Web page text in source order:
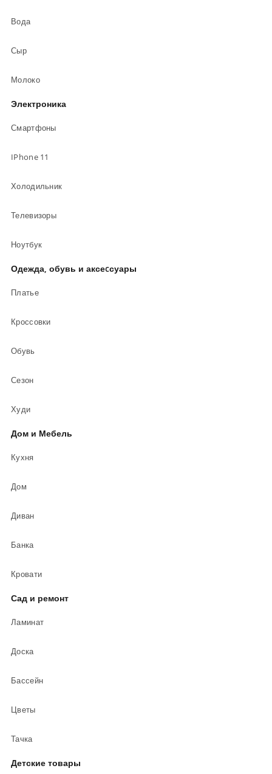
Вода
Сыр
Молоко
Электроника
Смартфоны
IPhone 11
Холодильник
Телевизоры
Ноутбук
Одежда, обувь и аксеcсуары
Платье
Кроссовки
Обувь
Сезон
Худи
Дом и Мебель
Кухня
Дом
Диван
Банка
Кровати
Сад и ремонт
Ламинат
Доска
Бассейн
Цветы
Тачка
Детские товары